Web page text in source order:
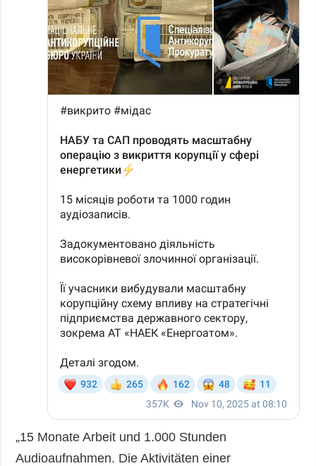
„15 Monate Arbeit und 1.000 Stunden
Audioaufnahmen. Die Aktivitäten einer